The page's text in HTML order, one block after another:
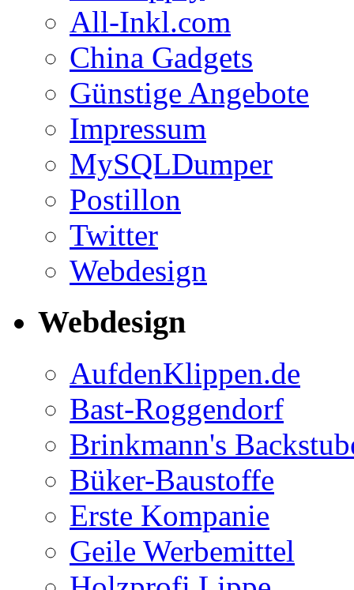
All-Inkl.com
China Gadgets
Günstige Angebote
Impressum
MySQLDumper
Postillon
Twitter
Webdesign
Webdesign
AufdenKlippen.de
Bast-Roggendorf
Brinkmann's
Büker-Baustoffe
Erste Kompanie
Geile Werbemittel